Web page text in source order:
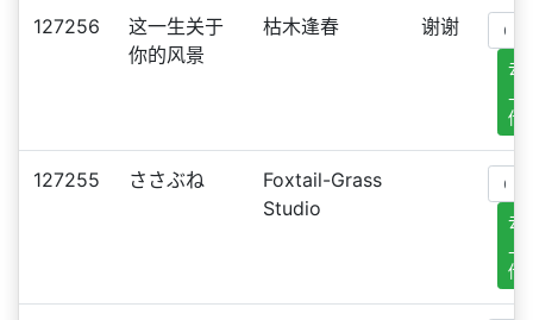
127256
这一生关于
你的风景
枯木逢春 谢谢
去
传
127255 ささぶね
Foxtail-Grass
Studio
去
传